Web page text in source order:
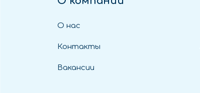
О нас
Контакты
Вакансии